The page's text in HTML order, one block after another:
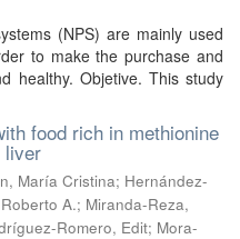
(NPS) are mainly used
to make the purchase and
healthy. Objetive. This study
food rich in methionine
liver
María Cristina; Hernández-
A.; Miranda-Reza,
Romero, Edit; Mora-